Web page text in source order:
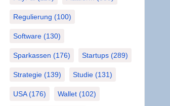
Regulierung (100)
Software(130)
Sparkassen (176) Startups(289)
Strategie(139) Studie(131)
USA(176) Wallet(102)